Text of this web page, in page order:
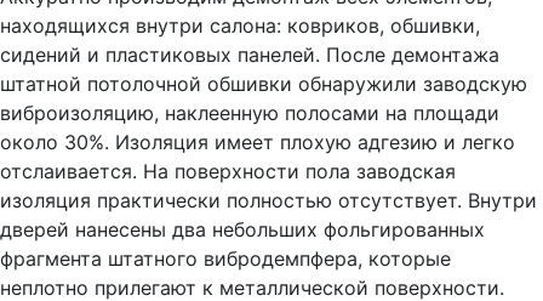
находящихся внутри салона: ковриков, обшивки,
сидений и пластиковых панелей. После демонтажа
штатной потолочной обшивки обнаружили заводскую
виброизоляцию, наклеенную полосами на площади
около 30%. Изоляция имеет плохую адгезию и легко
отслаивается. На поверхности пола заводская
изоляция практически полностью отсутствует. Внутри
дверей нанесены два небольших фольгированных
фрагмента штатного вибродемпфера, которые
неплотно прилегают к металлической поверхности.